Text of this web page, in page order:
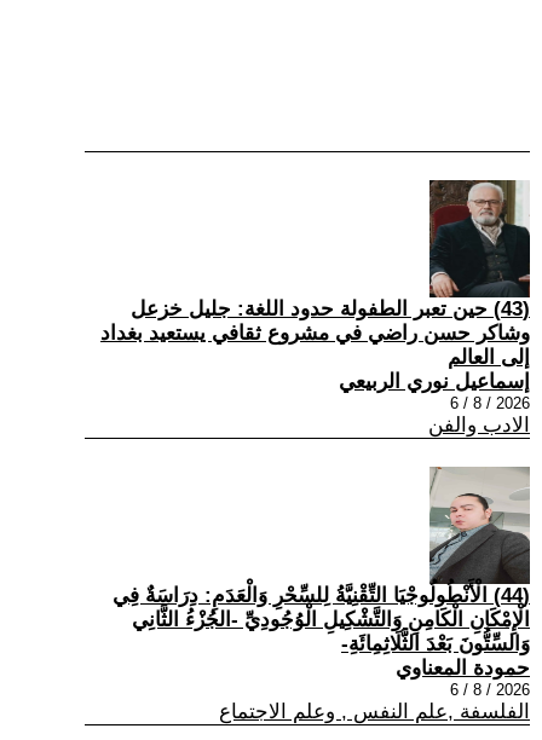
(43) حين تعبر الطفولة حدود اللغة: جليل خزعل
وشاكر حسن راضي في مشروع ثقافي يستعيد بغداد
إلى العالم
إسماعيل نوري الربيعي
2026 / 8 / 6
الادب والفن
(44) الْأَنْطُولُوجْيَا التِّقْنِيَّةُ لِلسِّحْرِ وَالْعَدَمِ: دِرَاسَةٌ فِي
الْإِمْكَانِ الْكَامِنِ وَالتَّشْكِيلِ الْوُجُودِيِّ -الجُزْءُ الثَّانِي
وَالسِّتُّونَ بَعْدَ الثَّلَاثِمِائَةِ-
حمودة المعناوي
2026 / 8 / 6
الفلسفة ,علم النفس , وعلم الاجتماع